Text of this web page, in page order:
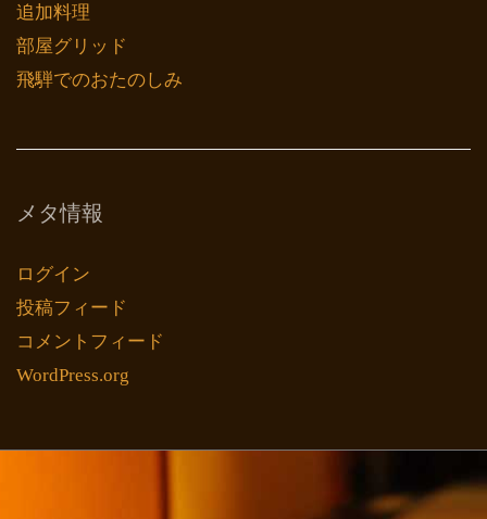
追加料理
部屋グリッド
飛騨でのおたのしみ
メタ情報
ログイン
投稿フィード
コメントフィード
WordPress.org